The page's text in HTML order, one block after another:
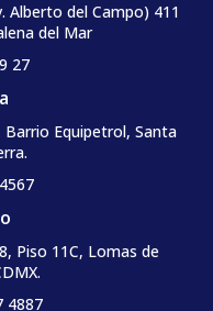
del Campo) 411
del Mar
27
Barrio Equipetrol, Santa
Piso 11C, Lomas de
4887